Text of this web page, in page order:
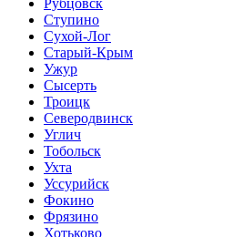
Ступино
Сухой-Лог
Старый-Крым
Ужур
Сысерть
Троицк
Северодвинск
Углич
Тобольск
Ухта
Уссурийск
Фокино
Фрязино
Хотьково